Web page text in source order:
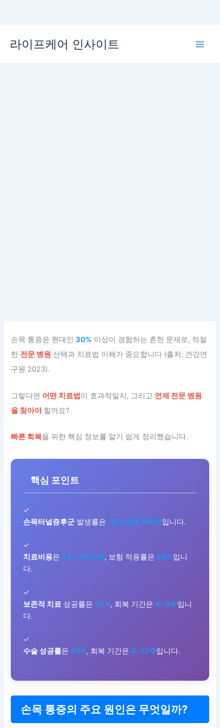
로
라이프케어 인사이트
손목 통증은 현대인30% 이상이 경험하는 흔한 문제로, 적절
한 전문 병원 선택과 치료법 이해가 중요합니다 (출처: 건강연
구원 2023).
그렇다면 어떤 치료법이 효과적일지, 그리고 언제 전문 병원
을 찾아야할까요?
빠른 회복을 위한 핵심 정보를 알기 쉽게 정리했습니다.
핵심 포인트
✓
손목터널증후군 발생률은 10만 명당 100명입니다.
✓
치료비용은 30~100만원, 보험 적용률은 80%입니
다.
✓
보존적 치료 성공률은70%, 회복 기간은4~8주입니
다.
✓
수술 성공률은 85%, 회복 기간은 6~12주입니다.
손목 통증의 주요 원인은 무엇일까?